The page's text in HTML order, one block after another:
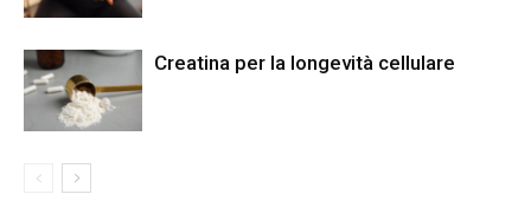
Creatina per la longevità cellulare